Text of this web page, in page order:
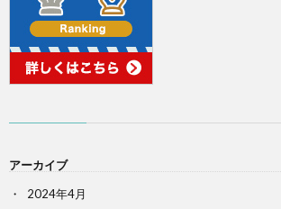
アーカイブ
2024年4月